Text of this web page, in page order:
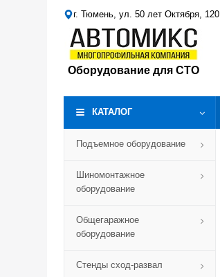
г. Тюмень, ул. 50 лет Октября, 120
Оборудование для СТО
КАТАЛОГ
Подъемное оборудование
Шиномонтажное
оборудование
Общегаражное
оборудование
Стенды сход-развал